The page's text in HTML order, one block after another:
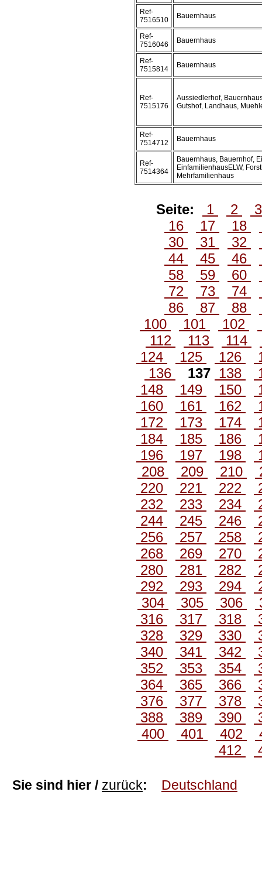
Ref-
7516510
Bauernhaus
Ref-
7516046
Bauernhaus
Ref-
7515814
Bauernhaus
Ref-
7515176
Aussiedlerhof,
Gutshof, Landhaus,
Ref-
7514712
Bauernhaus
Ref-
7514364
Bauernhaus, Bauernhof,
EinfamilienhausELW,
Mehrfamilienhaus
Seite: 1 2
16
17 18
30
31 32
44
45 46
58
59 60
72
73 74
86
87 88
100
101 102
112
113 114
124
125 126
136
137 138
148
149 150
160
161 162
172
173 174
184
185 186
196
197 198
208
209 210
220
221 222
232
233 234
244
245 246
256
257 258
268
269 270
280
281 282
292
293 294
304
305 306
316
317 318
328
329 330
340
341 342
352
353 354
364
365 366
376
377 378
388
389 390
400
401 402
412
Sie sind hier / zurück: Deutschland